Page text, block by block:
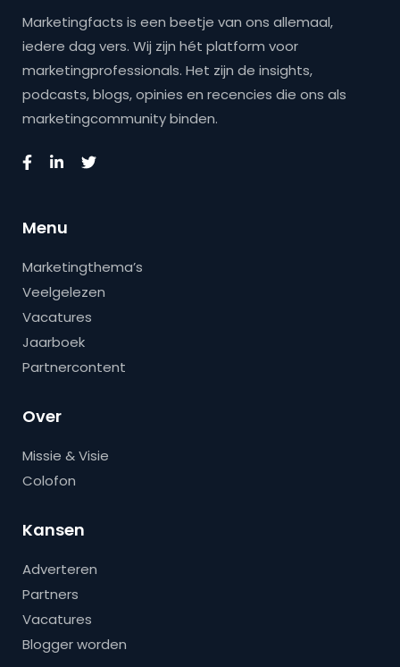
Marketingfacts is een beetje van ons allemaal,
iedere dag vers. Wij zijn hét platform voor
marketingprofessionals. Het zijn de insights,
podcasts, blogs, opinies en recencies die ons als
marketingcommunity binden.
Menu
Marketingthema’s
Veelgelezen
Vacatures
Jaarboek
Partnercontent
Over
Missie & Visie
Colofon
Kansen
Adverteren
Partners
Vacatures
Blogger worden